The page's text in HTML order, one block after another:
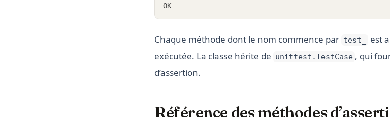
OK
Chaque méthode dont le nom commence par test_
est
exécutée. La classe hérite de unittest.TestCase , qui
d’assertion.
Référence des méthodes